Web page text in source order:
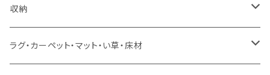
ソファセット
スツール・オットマン
シングルサイズ以下（マットレス付）
セミダブルサイズ（マットレス付）
ダイニング7点セット以上
カウンターテーブル
リフティングテーブル
カウンターチェア
キッズチェア
こたつテーブル
こたつ布団
収納
本棚・シェルフ
ラグ・カーペット・マット・い草・床材